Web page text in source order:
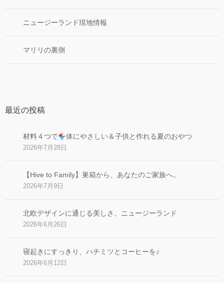
ニュージーランド現地情報
マリリの裏側
最近の投稿
材料４つで 体にやさしい＆子供と作れる夏のおやつ
2026年7月28日
【Hive to Family】巣箱から、あなたのご家族へ。
2026年7月9日
北欧デザインに通じる美しさ、ニュージーランド
2026年6月26日
寝起きにすっきり、ハチミツとコーヒーを♪
2026年6月12日